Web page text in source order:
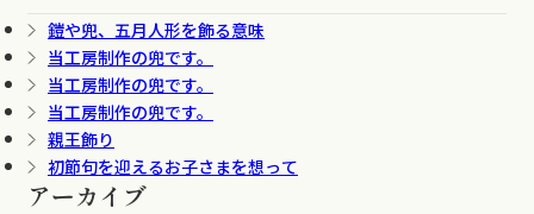
鎧や兜、五月人形を飾る意味
当工房制作の兜です。
当工房制作の兜です。
当工房制作の兜です。
親王飾り
初節句を迎えるお子さまを想って
アーカイブ